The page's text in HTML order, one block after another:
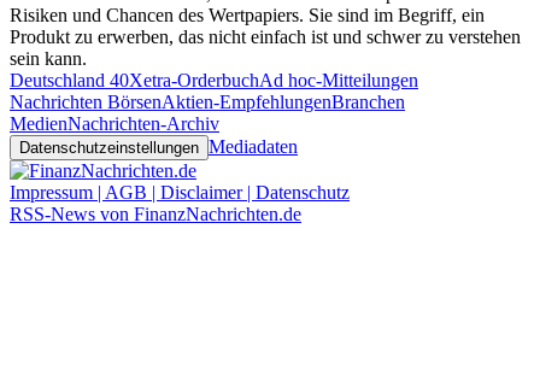
Risiken und Chancen des Wertpapiers. Sie sind im Begriff, ein
Produkt zu erwerben, das nicht einfach ist und schwer zu verstehen
sein kann.
Deutschland 40Xetra-OrderbuchAd hoc-Mitteilungen
Nachrichten BörsenAktien-EmpfehlungenBranchen
MedienNachrichten-Archiv
Datenschutzeinstellungen Mediadaten
Impressum | AGB | Disclaimer | Datenschutz
RSS-News von FinanzNachrichten.de